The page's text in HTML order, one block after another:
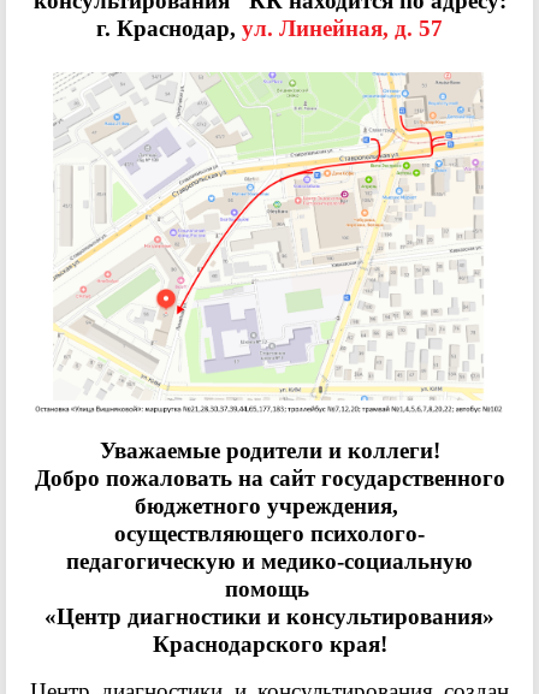
г. Краснодар, ул. Линейная, д. 57
Уважаемые родители и коллеги!
Добро пожаловать на сайт государственного
бюджетного учреждения,
осуществляющего психолого-
педагогическую и медико-социальную
помощь
«Центр диагностики и консультирования»
Краснодарского края!